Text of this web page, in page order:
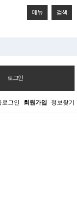
메뉴 검색
로그인 회원가입 정보찾기